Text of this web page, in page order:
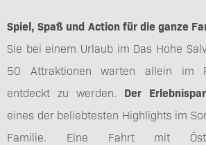
Spiel, Spaß und Action für die ganze
Sie bei einem Urlaub im Das Hohe
50 Attraktionen warten allein im
entdeckt zu werden. Der
eines der beliebtesten Highlights im
Familie. Eine Fahrt mit